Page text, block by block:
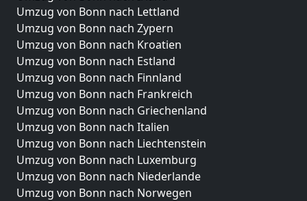
Umzug von Bonn nach Lettland
Umzug von Bonn nach Zypern
Umzug von Bonn nach Kroatien
Umzug von Bonn nach Estland
Umzug von Bonn nach Finnland
Umzug von Bonn nach Frankreich
Umzug von Bonn nach Griechenland
Umzug von Bonn nach Italien
Umzug von Bonn nach Liechtenstein
Umzug von Bonn nach Luxemburg
Umzug von Bonn nach Niederlande
Umzug von Bonn nach Norwegen